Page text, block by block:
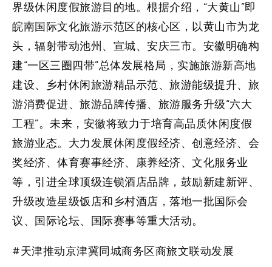
界级休闲度假旅游目的地。根据介绍，“大黄山”即
皖南国际文化旅游示范区的核心区，以黄山市为龙
头，辐射带动池州、宣城、安庆三市。安徽明确构
建“一区三圈四带”总体发展格局，实施旅游新高地
建设、乡村休闲旅游精品示范、旅游能级提升、旅
游消费促进、旅游品牌传播、旅游服务升级“六大
工程”。未来，安徽将致力于培育高品质休闲度假
旅游业态。大力发展休闲度假经济、创意经济、会
奖经济、体育赛事经济、康养经济、文化服务业
等，引进全球顶级连锁酒店品牌，鼓励新建新评、
升级改造星级饭店和乡村酒店，落地一批国际会
议、国际论坛、国际赛事等重大活动。
#天津推动京津冀同城商务区商旅文联动发展